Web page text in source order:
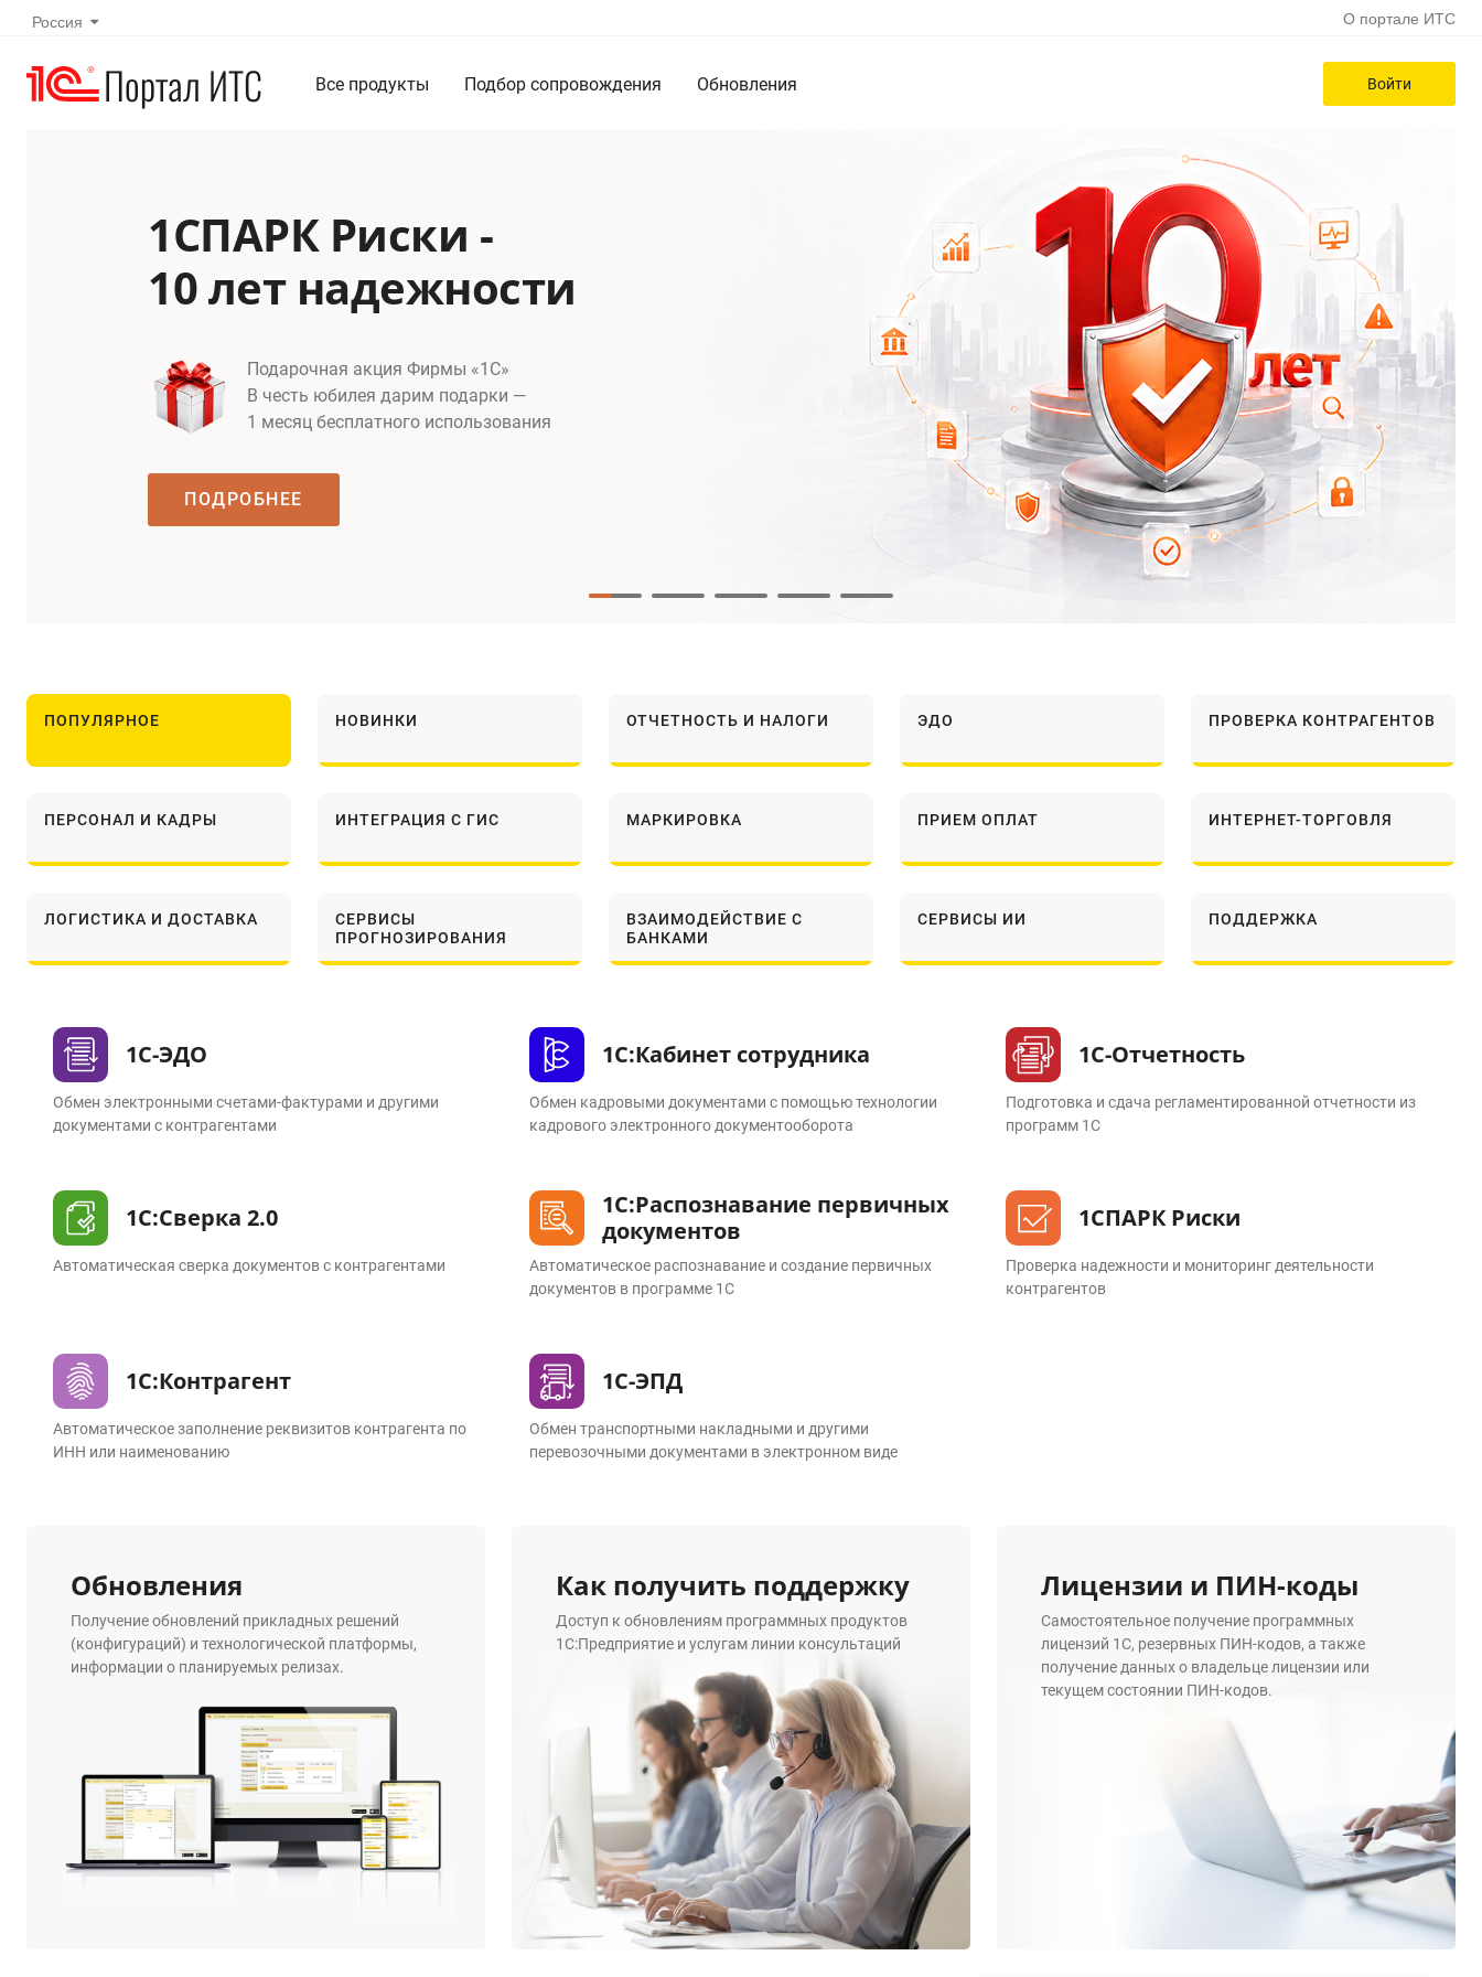
Россия О портале ИТС
Портал ИТС Все продукты Подбор сопровождения Обновления Войти
1СПАРК Риски -
10 лет надежности
Подарочная акция Фирмы «1С»
В честь юбилея дарим подарки —
1 месяц бесплатного использования
ПОДРОБНЕЕ
ПОПУЛЯРНОЕ НОВИНКИ ОТЧЕТНОСТЬ И НАЛОГИ ЭДО ПРОВЕРКА КОНТРАГЕНТОВ
ПЕРСОНАЛ И КАДРЫ ИНТЕГРАЦИЯ С ГИС МАРКИРОВКА ПРИЕМ ОПЛАТ ИНТЕРНЕТ-ТОРГОВЛЯ
ЛОГИСТИКА И ДОСТАВКА
СЕРВИСЫ
ПРОГНОЗИРОВАНИЯ
ВЗАИМОДЕЙСТВИЕ С
БАНКАМИ
СЕРВИСЫ ИИ ПОДДЕРЖКА
1С-ЭДО
Обмен электронными счетами-фактурами и другими
документами с контрагентами
1С:Кабинет сотрудника
Обмен кадровыми документами с помощью технологии
кадрового электронного документооборота
1С-Отчетность
Подготовка и сдача регламентированной отчетности из
программ 1С
1С:Сверка 2.0
Автоматическая сверка документов с контрагентами
1С:Распознавание первичных
документов
Автоматическое распознавание и создание первичных
документов в программе 1С
1СПАРК Риски
Проверка надежности и мониторинг деятельности
контрагентов
1С:Контрагент
Автоматическое заполнение реквизитов контрагента по
ИНН или наименованию
1С-ЭПД
Обмен транспортными накладными и другими
перевозочными документами в электронном виде
Обновления
Получение обновлений прикладных решений
(конфигураций) и технологической платформы,
информации о планируемых релизах.
Как получить поддержку
Доступ к обновлениям программных продуктов
1С:Предприятие и услугам линии консультаций
Лицензии и ПИН-коды
Самостоятельное получение программных
лицензий 1С, резервных ПИН-кодов, а также
получение данных о владельце лицензии или
текущем состоянии ПИН-кодов.